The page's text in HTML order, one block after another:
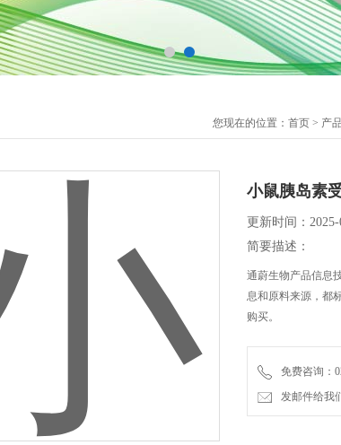
您现在的位置： 首页 > 产
小鼠胰岛素
更新时间：2025-
简要描述：
通蔚生物产品信息
息和原料来源，都
购买。
免费咨询：
发邮件给我